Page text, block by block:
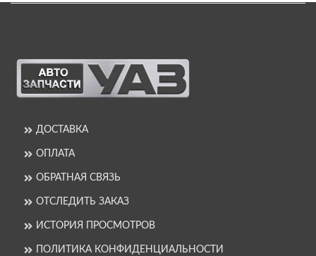
ДОСТАВКА
ОПЛАТА
ОБРАТНАЯ СВЯЗЬ
ОТСЛЕДИТЬ ЗАКАЗ
ИСТОРИЯ ПРОСМОТРОВ
ПОЛИТИКА КОНФИДЕНЦИАЛЬНОСТИ